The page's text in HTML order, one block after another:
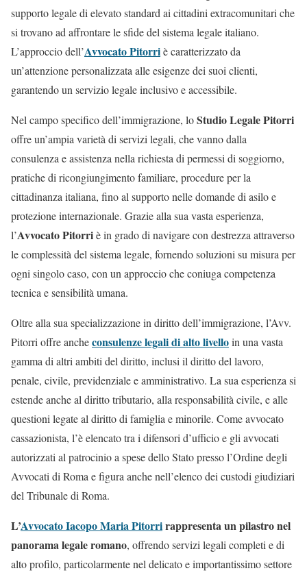
supporto legale di elevato standard ai cittadini extracomunitari che
si trovano ad affrontare le sfide del sistema legale italiano.
L’approccio dell’Avvocato Pitorriè caratterizzato da
un’attenzione personalizzata alle esigenze dei suoi clienti,
garantendo un servizio legale inclusivo e accessibile.
Nel campo specifico dell’immigrazione, loStudio Legale Pitorri
offre un’ampia varietà di servizi legali, che vanno dalla
consulenza e assistenza nella richiesta di permessi di soggiorno,
pratiche di ricongiungimento familiare, procedure per la
cittadinanza italiana, fino al supporto nelle domande di asilo e
protezione internazionale. Grazie alla sua vasta esperienza,
l’Avvocato Pitorriè in grado di navigare con destrezza attraverso
le complessità del sistema legale, fornendo soluzioni su misura per
ogni singolo caso, con un approccio che coniuga competenza
tecnica e sensibilità umana.
Oltre alla sua specializzazione in diritto dell’immigrazione, l’Avv.
Pitorri offre ancheconsulenze legali di alto livelloin una vasta
gamma di altri ambiti del diritto, inclusi il diritto del lavoro,
penale, civile, previdenziale e amministrativo. La sua esperienza si
estende anche al diritto tributario, alla responsabilità civile, e alle
questioni legate al diritto di famiglia e minorile. Come avvocato
cassazionista, l’è elencato tra i difensori d’ufficio e gli avvocati
autorizzati al patrocinio a spese dello Stato presso l’Ordine degli
Avvocati di Roma e figura anche nell’elenco dei custodi giudiziari
del Tribunale di Roma.
L’Avvocato Iacopo Maria Pitorrirappresenta un pilastro nel
panorama legale romano, offrendo servizi legali completi e di
alto profilo, particolarmente nel delicato e importantissimo settore